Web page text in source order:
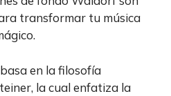
transformar tu música
en la filosofía
la cual enfatiza la